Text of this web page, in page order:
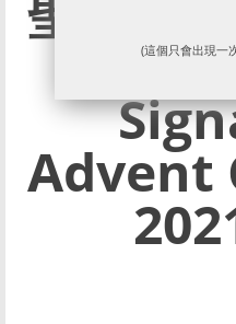
Advent
(這個只會出現一